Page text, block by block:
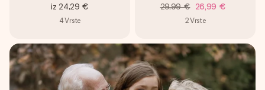
iz 24,29 €
4Vrste
29,99 € 26,99 €
2Vrste